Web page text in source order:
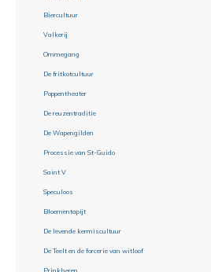
Biercultuur
Valkerij
Ommegang
De fritkotcultuur
Poppentheater
De reuzentraditie
De Wapengilden
Processie van St-Guido
Saint V
Speculoos
Bloementapijt
De levende kermiscultuur
De Teelt en de forcerie van witloof
Prinkheren